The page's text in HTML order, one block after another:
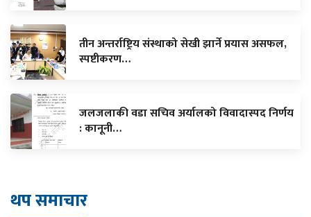
तीन अन्तर्राष्ट्रिय संस्थाको सेखी झार्ने प्रयास असफल,
स्पष्टीकरण…
जलजलाकी वडा सचिव अर्यालको विवादास्पद निर्णय
: कानूनी…
थप समाचार